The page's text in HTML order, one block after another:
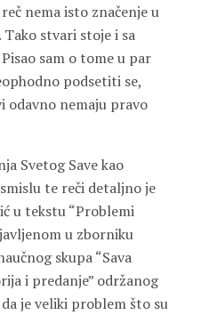
nema isto značenje u
stvari stoje i sa
sam o tome u par
podsetiti se,
nemaju pravo
Svetog Save kao
te reči detaljno je
u tekstu “Problemi
u zborniku
skupa “Sava
i predanje” održanog
je veliki problem što su